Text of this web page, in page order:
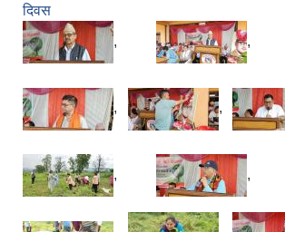
दिवस
,
,
, ,
, ,